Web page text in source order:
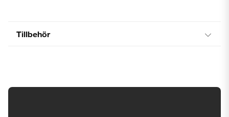
Tillbehör